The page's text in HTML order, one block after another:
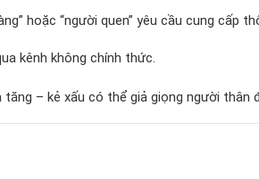
hoặc “người quen” yêu cầu cung cấp
kênh không chính thức.
– kẻ xấu có thể giả giọng người thân